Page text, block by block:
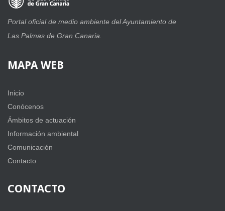
Portal oficial de medio ambiente del Ayuntamiento de
Las Palmas de Gran Canaria.
MAPA WEB
Inicio
Conócenos
Ámbitos de actuación
Información ambiental
Comunicación
Contacto
CONTACTO